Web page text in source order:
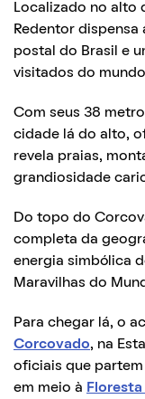
Localizado no alto
Redentor
postal do Brasil e
visitados do
Com seus 38
cidade lá do alto,
revela praias,
grandiosidade
Do topo do
completa da
energia simbólica
Maravilhas do
Para chegar lá, o
Corcovado, na
oficiais que
em meio à Floresta